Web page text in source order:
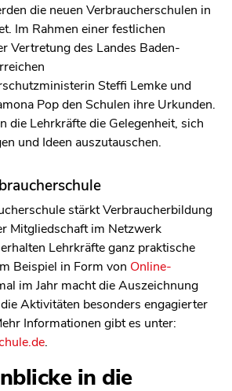
die neuen Verbraucherschulen in
Im Rahmen einer festlichen
Vertretung des Landes Baden-
Steffi Lemke und
Pop den Schulen ihre Urkunden.
die Lehrkräfte die Gelegenheit, sich
und Ideen auszutauschen.
stärkt Verbraucherbildung
Mitgliedschaft im Netzwerk
Lehrkräfte ganz praktische
Beispiel in Form von Online-
im Jahr macht die Auszeichnung
Aktivitäten besonders engagierter
Informationen gibt es unter:
.
in die